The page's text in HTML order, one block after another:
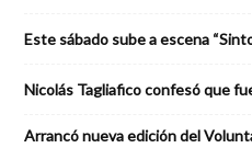
Este sábado sube a escena
Nicolás Tagliafico confesó que
Arrancó nueva edición del